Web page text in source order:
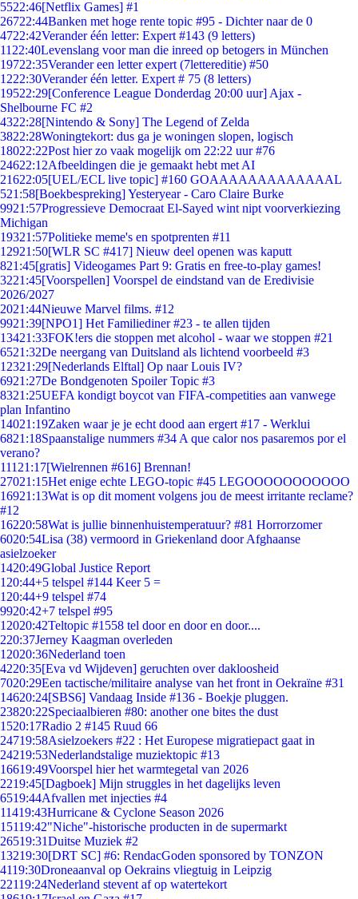
5522:46[Netflix Games] #1
26722:44Banken met hoge rente topic #95 - Dichter naar de 0
4722:42Verander één letter: Expert #143 (9 letters)
11 22:40Levenslang voor man die inreed op betogers in München
19722:35Verander een letter expert (7lettereditie) #50
1222:30Verander één letter. Expert # 75 (8 letters)
19522:29[Conference League Donderdag 20:00 uur] Ajax -
Shelbourne FC #2
4322:28[Nintendo & Sony] The Legend of Zelda
3822:28Woningtekort: dus ga je woningen slopen, logisch
18022:22Post hier zo vaak mogelijk om 22:22 uur #76
24622:12Afbeeldingen die je gemaakt hebt met AI
21622:05[UEL/ECL live topic] #160 GOAAAAAAAAAAAAAL
521:58[Boekbespreking] Yesteryear - Caro Claire Burke
9921:57Progressieve Democraat El-Sayed wint nipt voorverkiezing
Michigan
19321:57Politieke meme's en spotprenten #11
12921:50[WLR SC #417] Nieuw deel openen was kaputt
821:45[gratis] Videogames Part 9: Gratis en free-to-play games!
3221:45[Voorspellen] Voorspel de eindstand van de Eredivisie
2026/2027
2021:44Nieuwe Marvel films. #12
9921:39[NPO1] Het Familiediner #23 - te allen tijden
13421:33FOK!ers die stoppen met alcohol - waar we stoppen #21
6521:32De neergang van Duitsland als lichtend voorbeeld #3
12321:29[Nederlands Elftal] Op naar Louis IV?
6921:27De Bondgenoten Spoiler Topic #3
8321:25UEFA kondigt boycot van FIFA-competities aan vanwege
plan Infantino
14021:19Zaken waar je je echt dood aan ergert #17 - Werklui
6821:18Spaanstalige nummers #34 A que calor nos pasaremos por el
verano?
111 21:17[Wielrennen #616] Brennan!
27021:15Het enige echte LEGO-topic #45 LEGOOOOOOOOOOO
16921:13Wat is op dit moment volgens jou de meest irritante reclame?
#12
16220:58Wat is jullie binnenhuistemperatuur? #81 Horrorzomer
6020:54Lisa (38) vermoord in Griekenland door Afghaanse
asielzoeker
1420:49Global Justice Report
1 20:44+5 telspel #144 Keer 5 =
1 20:44+9 telspel #74
9920:42+7 telspel #95
12020:42Teltopic #1558 tel door en door en door....
220:37Jerney Kaagman overleden
12020:36Nederland toen
4220:35[Eva vd Wijdeven] geruchten over dakloosheid
7020:29Een tactische/militaire analyse van het front in Oekraïne #31
14620:24[SBS6] Vandaag Inside #136 - Boekje pluggen.
23820:22Speciaalbieren #80: another one bites the dust
1520:17Radio 2 #145 Ruud 66
24719:58Asielzoekers #22 : Het Europese migratiepact gaat in
24219:53Nederlandstalige muziektopic #13
16619:49Voorspel hier het warmtegetal van 2026
2219:45[Dagboek] Mijn struggles in het dagelijks leven
6519:44Afvallen met injecties #4
11419:43Hurricane & Cyclone Season 2026
15119:42"Niche"-historische producten in de supermarkt
26519:31Duitse Muziek #2
13219:30[DRT SC] #6: RendacGoden sponsored by TONZON
4119:30Droneaanval op Oekrains vliegtuig in Leipzig
22119:24Nederland stevent af op watertekort